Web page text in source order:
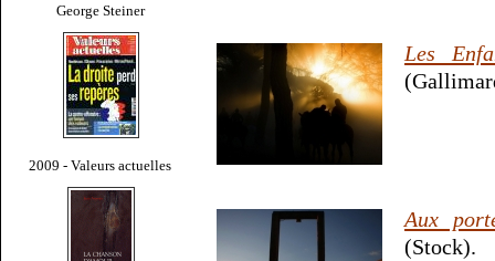
George Steiner
2009 - Valeurs actuelles
Les
Aux
(Stock).